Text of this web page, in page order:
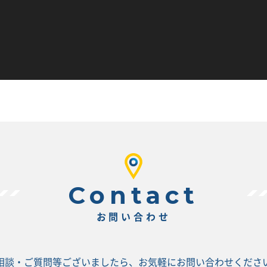
お問い合わせ
談・ご質問等ございましたら、 お気軽にお問い合わせくださ